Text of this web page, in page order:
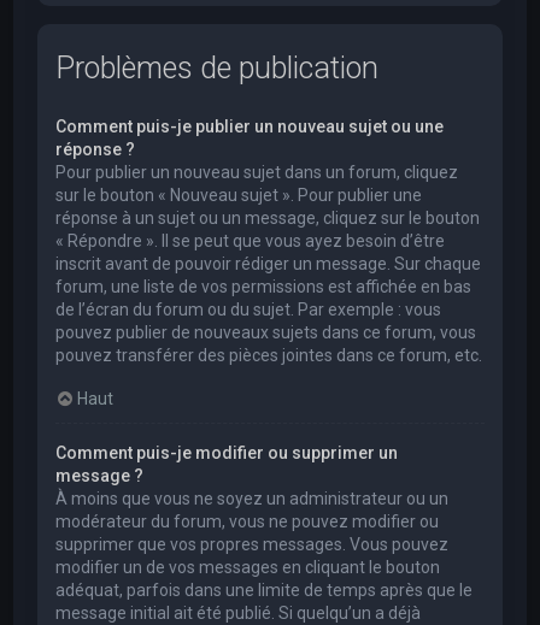
Problèmes de publication
Comment puis-je publier un nouveau sujet ou une
réponse ?
Pour publier un nouveau sujet dans un forum, cliquez
sur le bouton « Nouveau sujet ». Pour publier une
réponse à un sujet ou un message, cliquez sur le bouton
« Répondre ». Il se peut que vous ayez besoin d’être
inscrit avant de pouvoir rédiger un message. Sur chaque
forum, une liste de vos permissions est affichée en bas
de l’écran du forum ou du sujet. Par exemple : vous
pouvez publier de nouveaux sujets dans ce forum, vous
pouvez transférer des pièces jointes dans ce forum, etc.
Haut
Comment puis-je modifier ou supprimer un
message ?
À moins que vous ne soyez un administrateur ou un
modérateur du forum, vous ne pouvez modifier ou
supprimer que vos propres messages. Vous pouvez
modifier un de vos messages en cliquant le bouton
adéquat, parfois dans une limite de temps après que le
message initial ait été publié. Si quelqu’un a déjà